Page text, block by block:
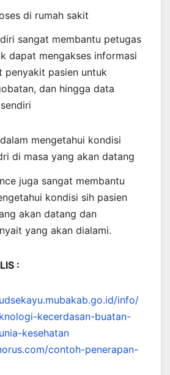
di rumah sakit
sangat membantu petugas
dapat mengakses informasi
penyakit pasien untuk
dan hingga data
mengetahui kondisi
di masa yang akan datang
juga sangat membantu
kondisi sih pasien
akan datang dan
yang akan dialami.
:
info/
kecerdasan-buatan-
kesehatan
contoh-penerapan-